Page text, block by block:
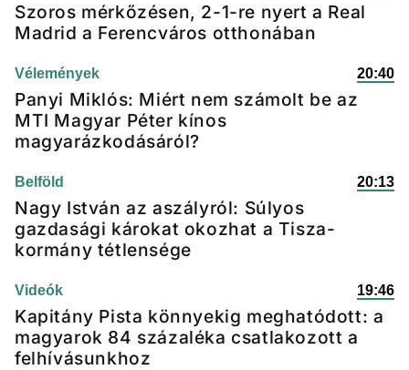
Szoros mérkőzésen, 2-1-re nyert a Real
Madrid a Ferencváros otthonában
Vélemények 20:40
Panyi Miklós: Miért nem számolt be az
MTI Magyar Péter kínos
magyarázkodásáról?
Belföld 20:13
Nagy István az aszályról: Súlyos
gazdasági károkat okozhat a Tisza-
kormány tétlensége
Videók 19:46
Kapitány Pista könnyekig meghatódott: a
magyarok 84 százaléka csatlakozott a
felhívásunkhoz